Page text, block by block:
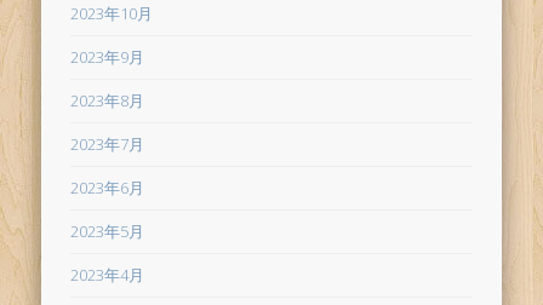
2023年10月
2023年9月
2023年8月
2023年7月
2023年6月
2023年5月
2023年4月